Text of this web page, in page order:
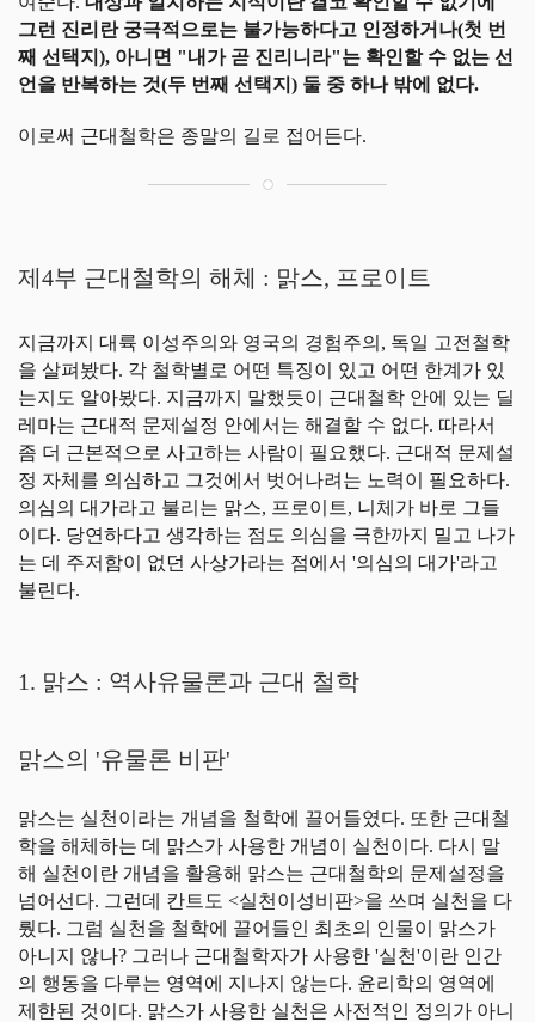
그런 진리란 궁극적으로는 불가능하다고 인정하거나(첫 번
째 선택지), 아니면 "내가 곧 진리니라"는 확인할 수 없는 선
언을 반복하는 것(두 번째 선택지) 둘 중 하나 밖에 없다.
이로써 근대철학은 종말의 길로 접어든다.
제4부 근대철학의 해체 : 맑스, 프로이트
지금까지 대륙 이성주의와 영국의 경험주의, 독일 고전철학
을 살펴봤다. 각 철학별로 어떤 특징이 있고 어떤 한계가 있
는지도 알아봤다. 지금까지 말했듯이 근대철학 안에 있는 딜
레마는 근대적 문제설정 안에서는 해결할 수 없다. 따라서
좀 더 근본적으로 사고하는 사람이 필요했다. 근대적 문제설
정 자체를 의심하고 그것에서 벗어나려는 노력이 필요하다.
의심의 대가라고 불리는 맑스, 프로이트, 니체가 바로 그들
이다. 당연하다고 생각하는 점도 의심을 극한까지 밀고 나가
는 데 주저함이 없던 사상가라는 점에서 '의심의 대가'라고
불린다.
1. 맑스 : 역사유물론과 근대 철학
맑스의 '유물론 비판'
맑스는 실천이라는 개념을 철학에 끌어들였다. 또한 근대철
학을 해체하는 데 맑스가 사용한 개념이 실천이다. 다시 말
해 실천이란 개념을 활용해 맑스는 근대철학의 문제설정을
넘어선다. 그런데 칸트도 <실천이성비판>을 쓰며 실천을 다
뤘다. 그럼 실천을 철학에 끌어들인 최초의 인물이 맑스가
아니지 않나? 그러나 근대철학자가 사용한 '실천'이란 인간
의 행동을 다루는 영역에 지나지 않는다. 윤리학의 영역에
제한된 것이다. 맑스가 사용한 실천은 사전적인 정의가 아니